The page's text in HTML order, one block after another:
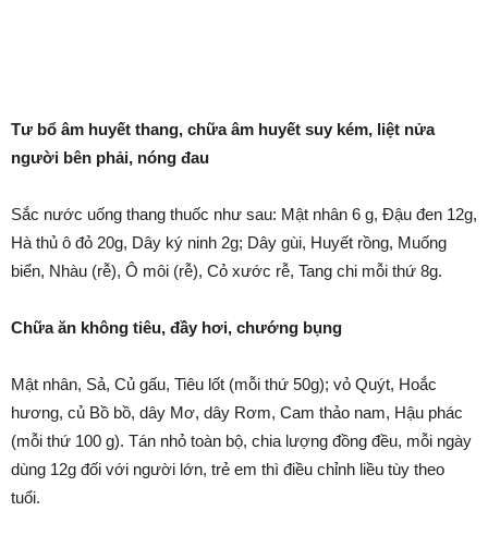
Tư bổ âm huyết thang, chữa âm huyết suy kém, liệt nửa
người bên phải, nóng đau
Sắc nước uống thang thuốc như sau: Mật nhân 6 g, Đậu đen 12g,
Hà thủ ô đỏ 20g, Dây ký ninh 2g; Dây gùi, Huyết rồng, Muống
biển, Nhàu (rễ), Ô môi (rễ), Cỏ xước rễ, Tang chi mỗi thứ 8g.
Chữa ăn không tiêu, đầy hơi, chướng bụng
Mật nhân, Sả, Củ gấu, Tiêu lốt (mỗi thứ 50g); vỏ Quýt, Hoắc
hương, củ Bồ bồ, dây Mơ, dây Rơm, Cam thảo nam, Hậu phác
(mỗi thứ 100 g). Tán nhỏ toàn bộ, chia lượng đồng đều, mỗi ngày
dùng 12g đối với người lớn, trẻ em thì điều chỉnh liều tùy theo
tuổi.